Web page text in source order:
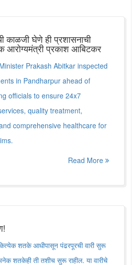
काळजी घेणे ही प्रशासनाची
आरोग्यमंत्री प्रकाश आबिटकर
Prakash Abitkar inspected
in Pandharpur ahead of
officials to ensure 24x7
quality treatment,
comprehensive healthcare for
Read More
कित्येक शतके आधीपासून पंढरपूरची वारी सुरू
शतकेही ती तशीच सुरू राहील. या वारीचे